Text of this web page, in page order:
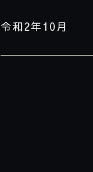
令和2年10月